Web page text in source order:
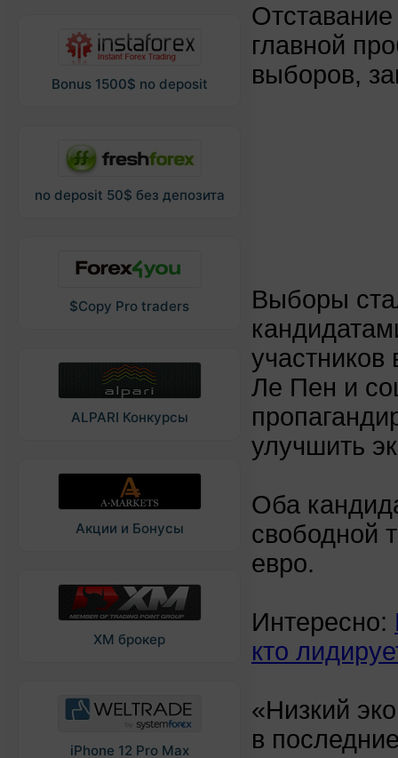
Bonus 1500$ no deposit
no deposit 50$ без депозита
$Copy Pro traders
ALPARI Конкурсы
Акции и Бонусы
XM брокер
iPhone 12 Pro Max
Отставание
главной
выборов,
Выборы
Ле Пен и
улучшить
Оба
свободной
евро.
Интересно:
кто
«Низкий
в